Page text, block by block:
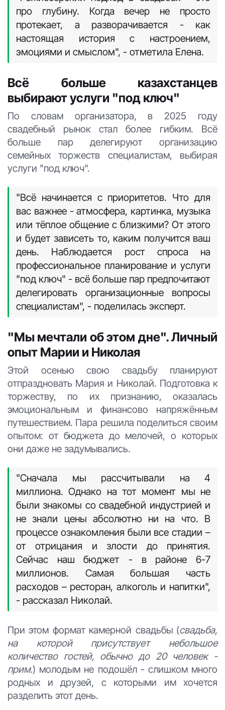
про глубину. Когда вечер не просто
протекает, а разворачивается - как
настоящая история с настроением,
эмоциями и смыслом", - отметила Елена.
Всё больше казахстанцев
выбирают услуги "под ключ"
По словам организатора, в 2025 году
свадебный рынок стал более гибким. Всё
больше пар делегируют организацию
семейных торжеств специалистам, выбирая
услуги "под ключ".
"Всё начинается с приоритетов. Что для
вас важнее - атмосфера, картинка, музыка
или тёплое общение с близкими? От этого
и будет зависеть то, каким получится ваш
день. Наблюдается рост спроса на
профессиональное планирование и услуги
"под ключ" - всё больше пар предпочитают
делегировать организационные вопросы
специалистам", - поделилась эксперт.
"Мы мечтали об этом дне". Личный
опыт Марии и Николая
Этой осенью свою свадьбу планируют
отпраздновать Мария и Николай. Подготовка к
торжеству, по их признанию, оказалась
эмоциональным и финансово напряжённым
путешествием. Пара решила поделиться своим
опытом: от бюджета до мелочей, о которых
они даже не задумывались.
"Сначала мы рассчитывали на 4
миллиона. Однако на тот момент мы не
были знакомы со свадебной индустрией и
не знали цены абсолютно ни на что. В
процессе ознакомления были все стадии –
от отрицания и злости до принятия.
Сейчас наш бюджет - в районе 6-7
миллионов. Самая большая часть
расходов – ресторан, алкоголь и напитки",
- рассказал Николай.
При этом формат камерной свадьбы (свадьба,
на которой присутствует небольшое
количество гостей, обычно до 20 человек -
прим.) молодым не подошёл - слишком много
родных и друзей, с которыми им хочется
разделить этот день.